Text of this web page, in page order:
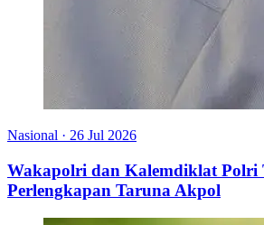
Nasional · 26 Jul 2026
Wakapolri dan Kalemdiklat Polri
Perlengkapan Taruna Akpol